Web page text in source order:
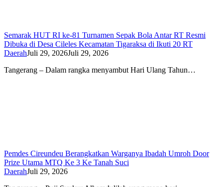
Semarak HUT RI ke-81 Turnamen Sepak Bola Antar RT Resmi
Dibuka di Desa Cileles Kecamatan Tigaraksa di Ikuti 20 RT
DaerahJuli 29, 2026Juli 29, 2026
Tangerang – Dalam rangka menyambut Hari Ulang Tahun…
Pemdes Cireundeu Berangkatkan Warganya Ibadah Umroh Door
Prize Utama MTQ Ke 3 Ke Tanah Suci
DaerahJuli 29, 2026